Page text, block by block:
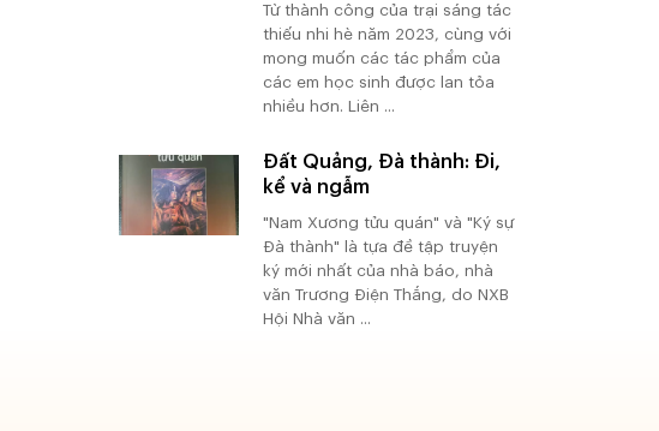
Từ thành công của trại sáng tác
thiếu nhi hè năm 2023, cùng với
mong muốn các tác phẩm của
các em học sinh được lan tỏa
nhiều hơn. Liên ...
Đất Quảng, Đà thành: Đi,
kể và ngẫm
"Nam Xương tửu quán" và "Ký sự
Đà thành" là tựa đề tập truyện
ký mới nhất của nhà báo, nhà
văn Trương Điện Thắng, do NXB
Hội Nhà văn ...